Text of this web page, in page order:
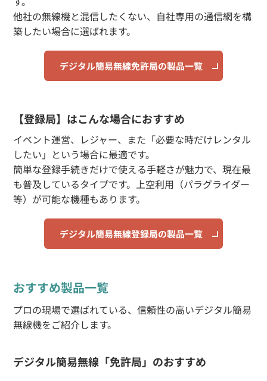
他社の無線機と混信したくない、自社専用の通信網を構
築したい場合に選ばれます。
デジタル簡易無線免許局の製品一覧
【登録局】はこんな場合におすすめ
イベント運営、レジャー、また「必要な時だけレンタル
したい」という場合に最適です。
簡単な登録手続きだけで使える手軽さが魅力で、現在最
も普及しているタイプです。上空利用（パラグライダー
等）が可能な機種もあります。
デジタル簡易無線登録局の製品一覧
おすすめ製品一覧
プロの現場で選ばれている、信頼性の高いデジタル簡易
無線機をご紹介します。
デジタル簡易無線「免許局」のおすすめ